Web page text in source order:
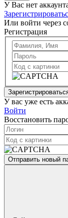
У Вас нет
Или войти через
Регистрация
У вас уже есть
Войти
Восстановить
Отправить новый